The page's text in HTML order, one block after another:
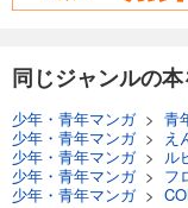
同じジャンルの
少年・青年マンガ> 青
少年・青年マンガ>
え
少年・青年マンガ> ル
少年・青年マンガ> フ
少年・青年マンガ>